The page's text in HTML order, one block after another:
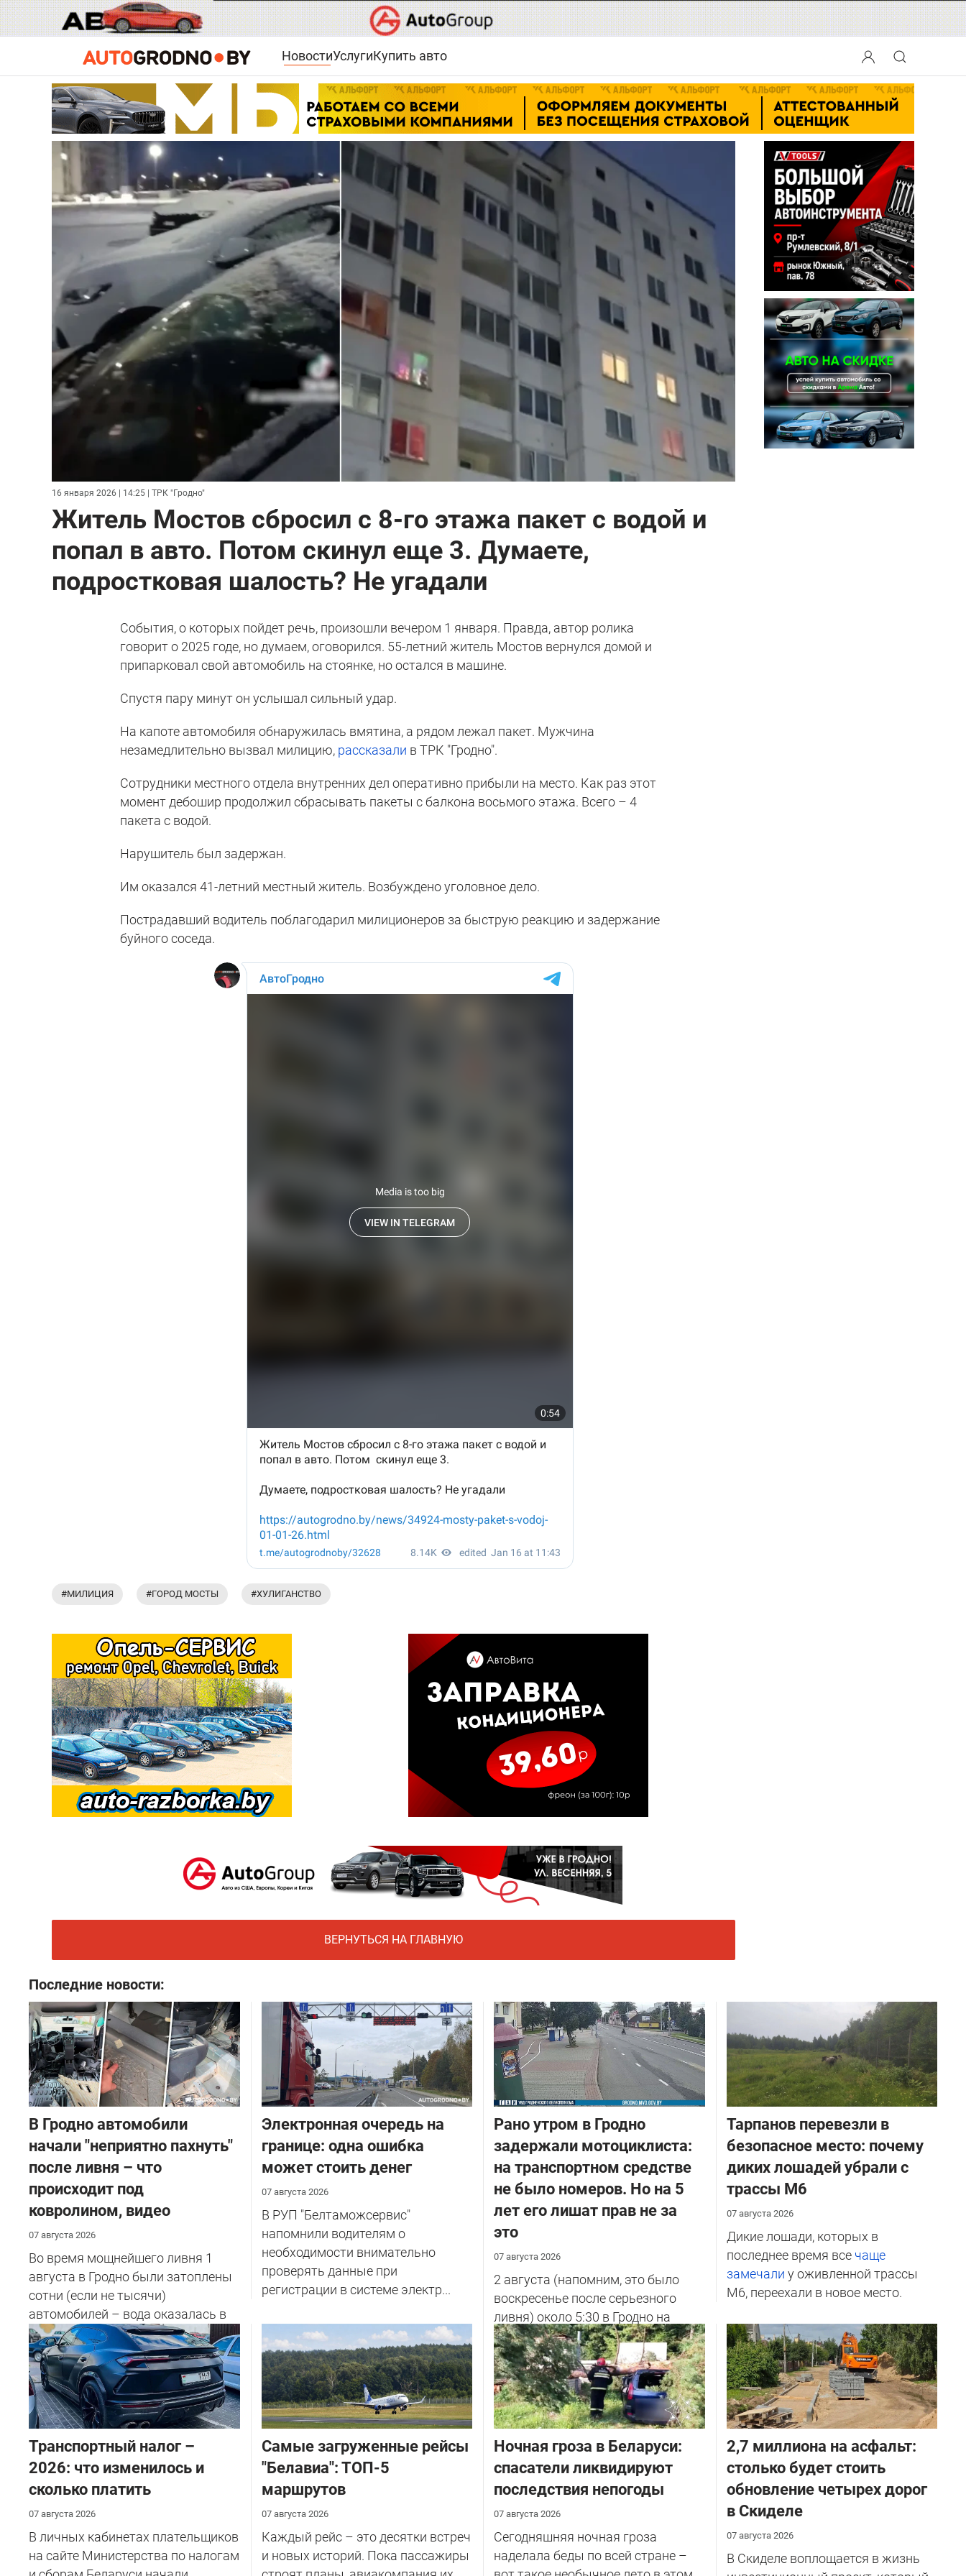
НовостиУслугиКупить авто
16 января 2026 | 14:25 | ТРК "Гродно"
Житель Мостов сбросил с 8-го этажа пакет с водой и
попал в авто. Потом скинул еще 3. Думаете,
подростковая шалость? Не угадали
События, о которых пойдет речь, произошли вечером 1 января. Правда, автор ролика
говорит о 2025 годе, но думаем, оговорился. 55-летний житель Мостов вернулся домой и
припарковал свой автомобиль на стоянке, но остался в машине.
Спустя пару минут он услышал сильный удар.
На капоте автомобиля обнаружилась вмятина, а рядом лежал пакет. Мужчина
незамедлительно вызвал милицию, рассказали в ТРК "Гродно".
Сотрудники местного отдела внутренних дел оперативно прибыли на место. Как раз этот
момент дебошир продолжил сбрасывать пакеты с балкона восьмого этажа. Всего – 4
пакета с водой.
Нарушитель был задержан.
Им оказался 41-летний местный житель. Возбуждено уголовное дело.
Пострадавший водитель поблагодарил милиционеров за быструю реакцию и задержание
буйного соседа.
#МИЛИЦИЯ #ГОРОД МОСТЫ #ХУЛИГАНСТВО
ВЕРНУТЬСЯ НА ГЛАВНУЮ
Последние новости:
В Гродно автомобили
начали "неприятно пахнуть"
после ливня – что
происходит под
ковролином, видео
07 августа 2026
Во время мощнейшего ливня 1
августа в Гродно были затоплены
сотни (если не тысячи)
автомобилей – вода оказалась в
салоне...
Электронная очередь на
границе: одна ошибка
может стоить денег
07 августа 2026
В РУП "Белтаможсервис"
напомнили водителям о
необходимости внимательно
проверять данные при
регистрации в системе электр...
Рано утром в Гродно
задержали мотоциклиста:
на транспортном средстве
не было номеров. Но на 5
лет его лишат прав не за
это
07 августа 2026
2 августа (напомним, это было
воскресенье после серьезного
ливня) около 5:30 в Гродно на
улице Советских Пограничников
у...
Тарпанов перевезли в
безопасное место: почему
диких лошадей убрали с
трассы М6
07 августа 2026
Дикие лошади, которых в
последнее время все чаще
замечали у оживленной трассы
М6, переехали в новое место.
Транспортный налог –
2026: что изменилось и
сколько платить
07 августа 2026
В личных кабинетах плательщиков
на сайте Министерства по налогам
Самые загруженные рейсы
"Белавиа": ТОП-5
маршрутов
07 августа 2026
Каждый рейс – это десятки встреч
и новых историй. Пока пассажиры
Ночная гроза в Беларуси:
спасатели ликвидируют
последствия непогоды
07 августа 2026
Сегодняшняя ночная гроза
наделала беды по всей стране –
2,7 миллиона на асфальт:
столько будет стоить
обновление четырех дорог
в Скиделе
07 августа 2026
В Скиделе воплощается в жизнь